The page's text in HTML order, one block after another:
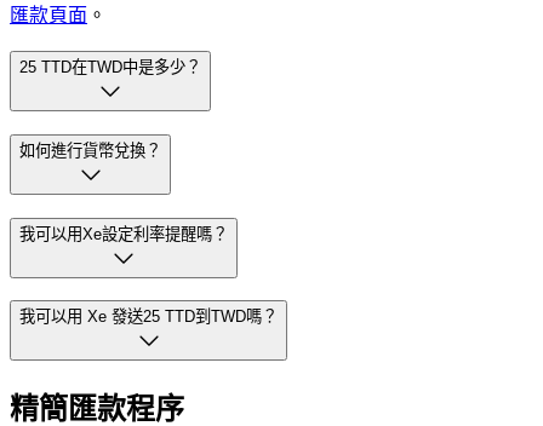
匯款頁面 。
25 TTD在TWD中是多少？
如何進行貨幣兌換？
我可以用Xe設定利率提醒嗎？
我可以用 Xe 發送25 TTD到TWD嗎？
精簡匯款程序